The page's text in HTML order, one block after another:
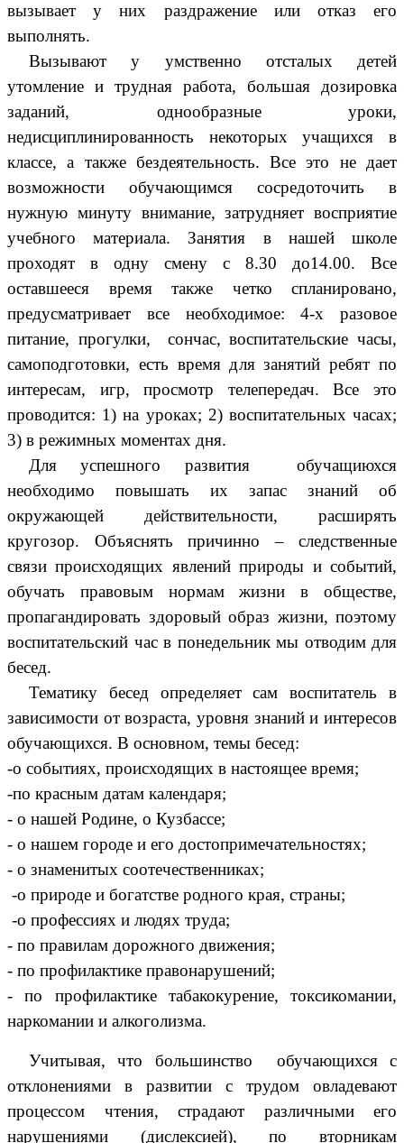
вызывает у них раздражение или отказ его
выполнять.
Вызывают у умственно отсталых детей
утомление и трудная работа, большая дозировка
заданий, однообразные уроки,
недисциплинированность некоторых учащихся в
классе, а также бездеятельность. Все это не дает
возможности обучающимся сосредоточить в
нужную минуту внимание, затрудняет восприятие
учебного материала. Занятия в нашей школе
проходят в одну смену с 8.30 до14.00. Все
оставшееся время также четко спланировано,
предусматривает все необходимое: 4-х разовое
питание, прогулки, сончас, воспитательские часы,
самоподготовки, есть время для занятий ребят по
интересам, игр, просмотр телепередач. Все это
проводится: 1) на уроках; 2) воспитательных часах;
3) в режимных моментах дня.
Для успешного развития обучащиюхся
необходимо повышать их запас знаний об
окружающей действительности, расширять
кругозор. Объяснять причинно – следственные
связи происходящих явлений природы и событий,
обучать правовым нормам жизни в обществе,
пропагандировать здоровый образ жизни, поэтому
воспитательский час в понедельник мы отводим для
бесед.
Тематику бесед определяет сам воспитатель в
зависимости от возраста, уровня знаний и интересов
обучающихся. В основном, темы бесед:
-о событиях, происходящих в настоящее время;
-по красным датам календаря;
- о нашей Родине, о Кузбассе;
- о нашем городе и его достопримечательностях;
- о знаменитых соотечественниках;
-о природе и богатстве родного края, страны;
-о профессиях и людях труда;
- по правилам дорожного движения;
- по профилактике правонарушений;
- по профилактике табакокурение, токсикомании,
наркомании и алкоголизма.
Учитывая, что большинство обучающихся с
отклонениями в развитии с трудом овладевают
процессом чтения, страдают различными его
нарушениями (дислексией), по вторникам